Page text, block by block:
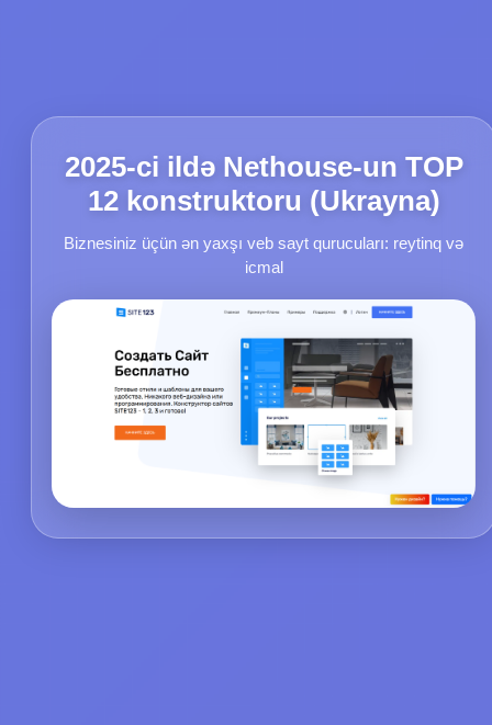
2025-ci ildə Nethouse-un TOP
12 konstruktoru (Ukrayna)
Biznesiniz üçün ən yaxşı veb sayt qurucuları: reytinq və
icmal